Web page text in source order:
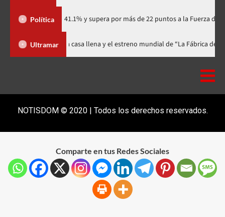
Política
con 41.1% y supera por más de 22 puntos a la Fuerza del Pueblo
Ultramar
celebra 15 años con una gala a casa llena y el estreno mundial de
NOTISDOM © 2020 | Todos los derechos reservados.
Comparte en tus Redes Sociales